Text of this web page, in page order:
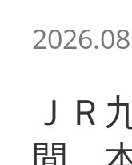
ＪＲ